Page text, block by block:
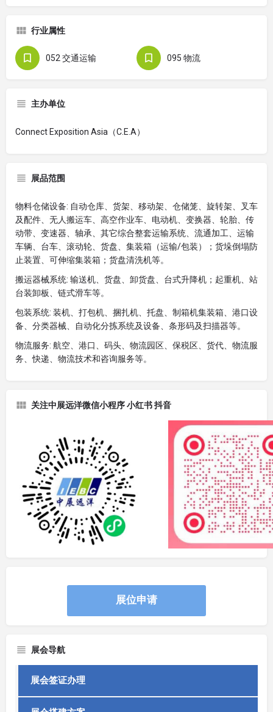
行业属性
052 交通运输 095 物流
主办单位
Connect Exposition Asia（C.E.A）
展品范围
物料仓储设备: 自动仓库、货架、移动架、仓储笼、旋转架、叉车
及配件、无人搬运车、高空作业车、电动机、变换器、轮胎、传
动带、变速器、轴承、其它综合整套运输系统、流通加工、运输
车辆、台车、滚动轮、货盘、集装箱（运输/包装）；货垛倒塌防
止装置、可伸缩集装箱；货盘清洗机等。
搬运器械系统: 输送机、货盘、卸货盘、台式升降机；起重机、站
台装卸板、链式滑车等。
包装系统: 装机、打包机、捆扎机、托盘、制箱机集装箱、港口设
备、分类器械、自动化分拣系统及设备、条形码及扫描器等。
物流服务: 航空、港口、码头、物流园区、保税区、货代、物流服
务、快递、物流技术和咨询服务等。
关注中展远洋微信小程序 小红书 抖音
展位申请
展会导航
展会签证办理